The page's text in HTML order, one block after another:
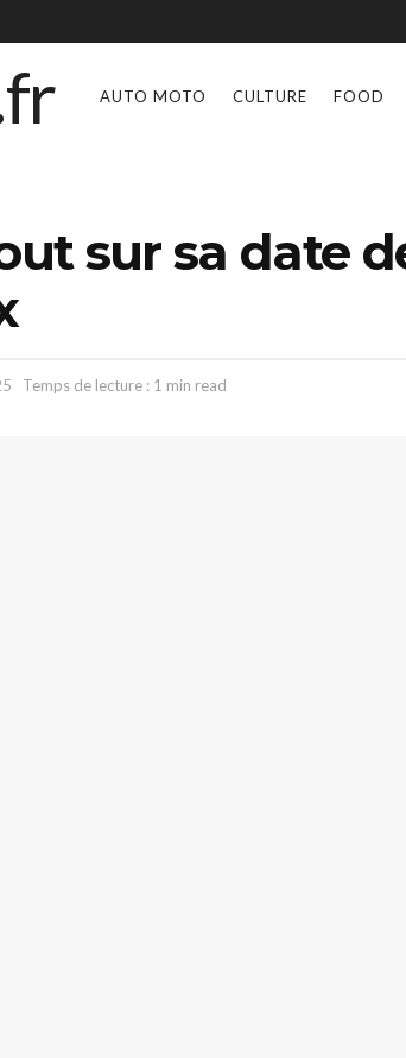
AUTO MOTO CULTURE FOOD
sur sa date
Temps de lecture : 1 min read